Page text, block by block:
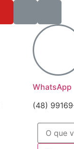
WhatsApp
(48)